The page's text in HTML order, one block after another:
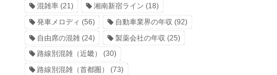
混雑率 (21) 湘南新宿ライン (18)
発車メロディ (56) 自動車業界の年収 (92)
自由席の混雑 (24) 製薬会社の年収 (25)
路線別混雑（近畿）
(30)
路線別混雑（首都圏）
(73)